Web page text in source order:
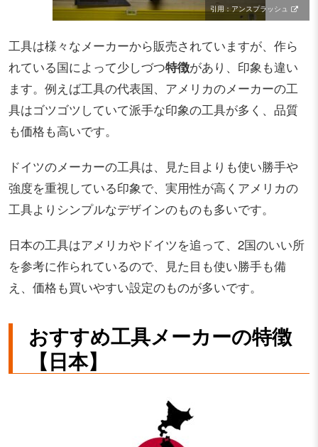
引用：アンスプラッシュ
工具は様々なメーカーから販売されていますが、作ら
れている国によって少しづつ特徴があり、印象も違い
ます。例えば工具の代表国、アメリカのメーカーの工
具はゴツゴツしていて派手な印象の工具が多く、品質
も価格も高いです。
ドイツのメーカーの工具は、見た目よりも使い勝手や
強度を重視している印象で、実用性が高くアメリカの
工具よりシンプルなデザインのものも多いです。
日本の工具はアメリカやドイツを追って、2国のいい所
を参考に作られているので、見た目も使い勝手も備
え、価格も買いやすい設定のものが多いです。
おすすめ工具メーカーの特徴
【日本】